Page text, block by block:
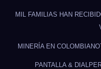
MIL FAMILIAS HAN
MINERÍA EN COLOMBIA
PANTALLA & DIAL